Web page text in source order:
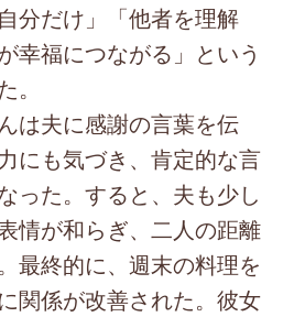
分だけ」「他者を理解
幸福につながる」という
。
は夫に感謝の言葉を伝
にも気づき、肯定的な言
った。すると、夫も少し
情が和らぎ、二人の距離
最終的に、週末の料理を
関係が改善された。彼女